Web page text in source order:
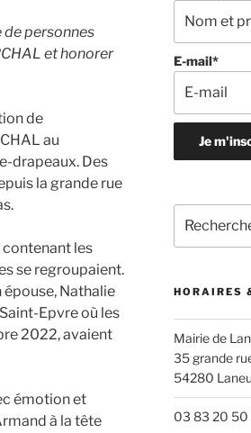
de personnes
et honorer
de
au
drapeaux. Des
la grande rue
contenant les
se regroupaient.
Nathalie
Epvre où les
2022, avaient
émotion et
à la tête
E-mail*
pour
:
HORAIRES
Mairie de
35 grande
54280
03 83 20 50